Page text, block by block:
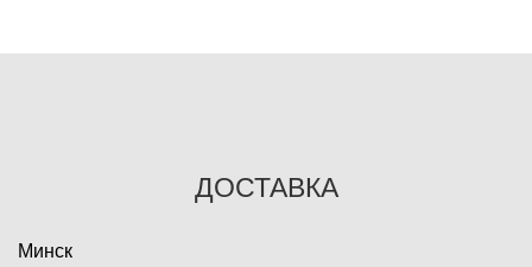
ДОСТАВКА
Минск